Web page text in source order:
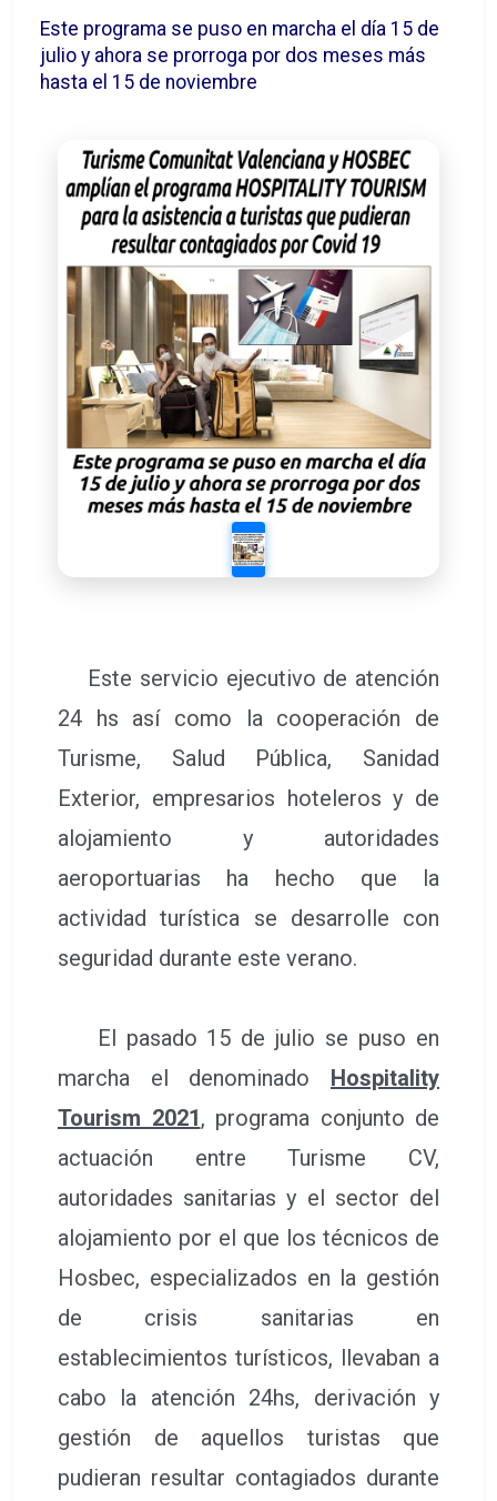
Este programa se puso en marcha el día 15 de
julio y ahora se prorroga por dos meses más
hasta el 15 de noviembre
Este servicio ejecutivo de atención
24 hs así como la cooperación de
Turisme, Salud Pública, Sanidad
Exterior, empresarios hoteleros y de
alojamiento y autoridades
aeroportuarias ha hecho que la
actividad turística se desarrolle con
seguridad durante este verano.
El pasado 15 de julio se puso en
marcha el denominado Hospitality
Tourism 2021, programa conjunto de
actuación entre Turisme CV,
autoridades sanitarias y el sector del
alojamiento por el que los técnicos de
Hosbec, especializados en la gestión
de crisis sanitarias en
establecimientos turísticos, llevaban a
cabo la atención 24hs, derivación y
gestión de aquellos turistas que
pudieran resultar contagiados durante